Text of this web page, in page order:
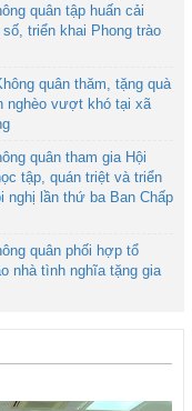
quân tập huấn cải
triển khai Phong trào
quân thăm, tặng quà
nghèo vượt khó tại xã
quân tham gia Hội
tập, quán triệt và triển
nghị lần thứ ba Ban Chấp
quân phối hợp tổ
nhà tình nghĩa tặng gia